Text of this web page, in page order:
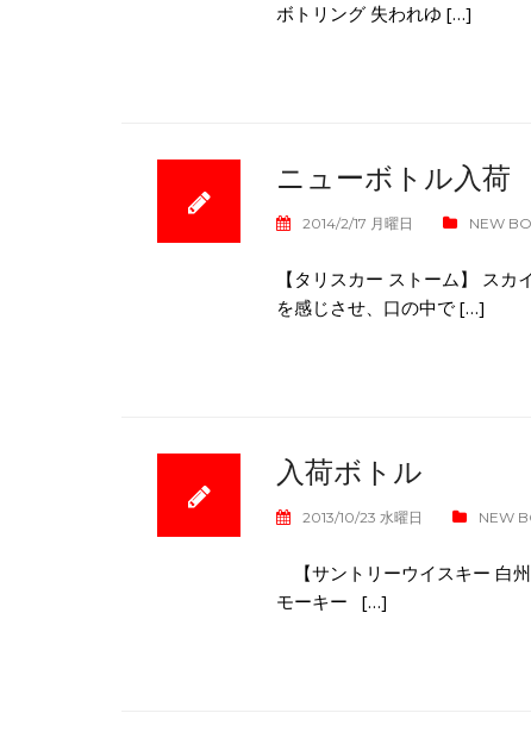
ボトリング 失われゆ […]
ニューボトル入荷
2014/2/17 月曜日 NEW
【タリスカー ストーム】 ス
を感じさせ、口の中で […]
入荷ボトル
2013/10/23 水曜日 NEW
【サントリーウイスキー 白
モーキー […]